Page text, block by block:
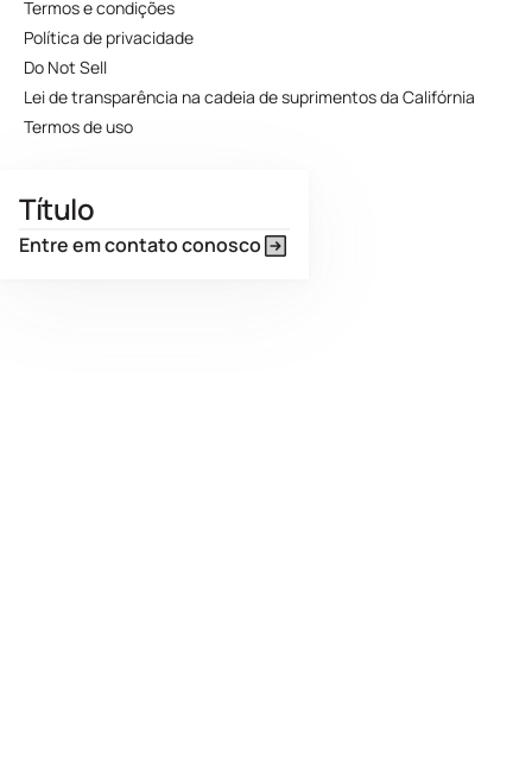
Termos e condições
Política de privacidade
Do Not Sell
Lei de transparência na cadeia de suprimentos da Califórnia
Termos de uso
Título
Entre em contato conosco